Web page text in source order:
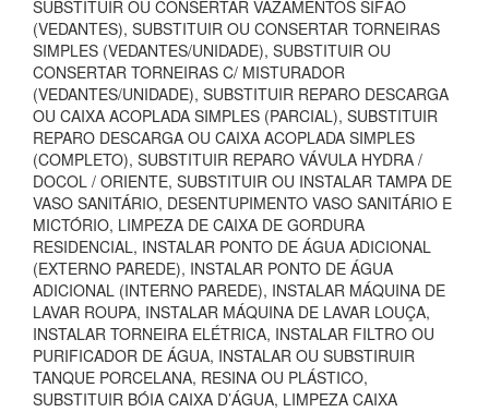
SUBSTITUIR OU CONSERTAR VAZAMENTOS SIFÃO
(VEDANTES), SUBSTITUIR OU CONSERTAR TORNEIRAS
SIMPLES (VEDANTES/UNIDADE), SUBSTITUIR OU
CONSERTAR TORNEIRAS C/ MISTURADOR
(VEDANTES/UNIDADE), SUBSTITUIR REPARO DESCARGA
OU CAIXA ACOPLADA SIMPLES (PARCIAL), SUBSTITUIR
REPARO DESCARGA OU CAIXA ACOPLADA SIMPLES
(COMPLETO), SUBSTITUIR REPARO VÁVULA HYDRA /
DOCOL / ORIENTE, SUBSTITUIR OU INSTALAR TAMPA DE
VASO SANITÁRIO, DESENTUPIMENTO VASO SANITÁRIO E
MICTÓRIO, LIMPEZA DE CAIXA DE GORDURA
RESIDENCIAL, INSTALAR PONTO DE ÁGUA ADICIONAL
(EXTERNO PAREDE), INSTALAR PONTO DE ÁGUA
ADICIONAL (INTERNO PAREDE), INSTALAR MÁQUINA DE
LAVAR ROUPA, INSTALAR MÁQUINA DE LAVAR LOUÇA,
INSTALAR TORNEIRA ELÉTRICA, INSTALAR FILTRO OU
PURIFICADOR DE ÁGUA, INSTALAR OU SUBSTIRUIR
TANQUE PORCELANA, RESINA OU PLÁSTICO,
SUBSTITUIR BÓIA CAIXA D’ÁGUA, LIMPEZA CAIXA